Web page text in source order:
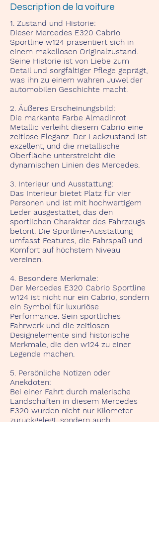
Description de la voiture
1. Zustand und Historie:
Dieser Mercedes E320 Cabrio
Sportline w124 präsentiert sich in
einem makellosen Originalzustand.
Seine Historie ist von Liebe zum
Detail und sorgfältiger Pflege geprägt,
was ihn zu einem wahren Juwel der
automobilen Geschichte macht.
2. Äußeres Erscheinungsbild:
Die markante Farbe Almadinrot
Metallic verleiht diesem Cabrio eine
zeitlose Eleganz. Der Lackzustand ist
exzellent, und die metallische
Oberfläche unterstreicht die
dynamischen Linien des Mercedes.
3. Interieur und Ausstattung:
Das Interieur bietet Platz für vier
Personen und ist mit hochwertigem
Leder ausgestattet, das den
sportlichen Charakter des Fahrzeugs
betont. Die Sportline-Ausstattung
umfasst Features, die Fahrspaß und
Komfort auf höchstem Niveau
vereinen.
4. Besondere Merkmale:
Der Mercedes E320 Cabrio Sportline
w124 ist nicht nur ein Cabrio, sondern
ein Symbol für luxuriöse
Performance. Sein sportliches
Fahrwerk und die zeitlosen
Designelemente sind historische
Merkmale, die den w124 zu einer
Legende machen.
5. Persönliche Notizen oder
Anekdoten:
Bei einer Fahrt durch malerische
Landschaften in diesem Mercedes
E320 wurden nicht nur Kilometer
zurückgelegt, sondern auch